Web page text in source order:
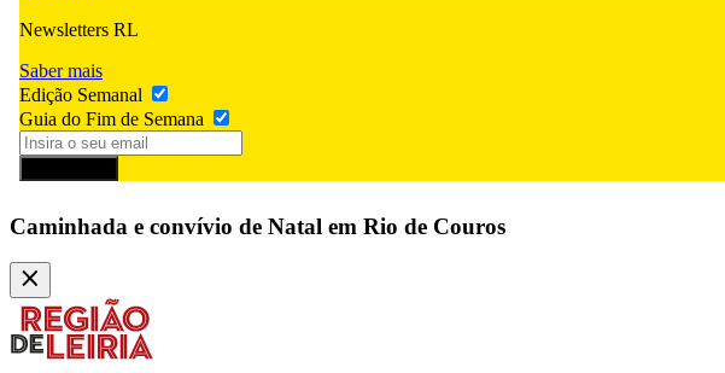
Newsletters RL
Saber mais
Edição Semanal
Guia do Fim de Semana
Caminhada e convívio de Natal em Rio de Couros